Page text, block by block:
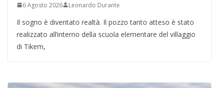
6 Agosto 2026 Leonardo Durante
Il sogno è diventato realtà. Il pozzo tanto atteso è stato
realizzato all’interno della scuola elementare del villaggio
di Tikem,